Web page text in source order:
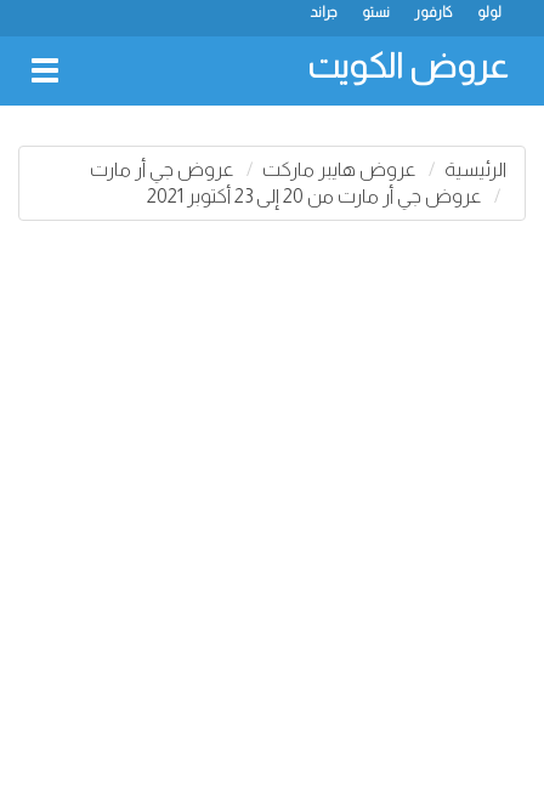
جراند نستو كارفور لولو
عروض الكويت
الرئيسية عروض هايبر ماركت
عروض جي أر مارت
عروض جي أر مارت من 20 إلى 23 أكتوبر 2021